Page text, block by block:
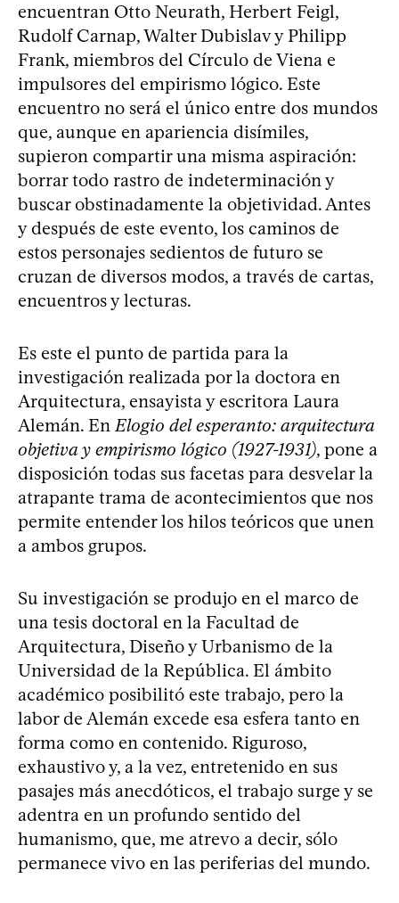
encuentran Otto Neurath, Herbert Feigl,
Rudolf Carnap, Walter Dubislav y Philipp
Frank, miembros del Círculo de Viena e
impulsores del empirismo lógico. Este
encuentro no será el único entre dos mundos
que, aunque en apariencia disímiles,
supieron compartir una misma aspiración:
borrar todo rastro de indeterminación y
buscar obstinadamente la objetividad. Antes
y después de este evento, los caminos de
estos personajes sedientos de futuro se
cruzan de diversos modos, a través de cartas,
encuentros y lecturas.
Es este el punto de partida para la
investigación realizada por la doctora en
Arquitectura, ensayista y escritora Laura
Alemán. EnElogio del esperanto: arquitectura
objetiva y empirismo lógico (1927-1931), pone a
disposición todas sus facetas para desvelar la
atrapante trama de acontecimientos que nos
permite entender los hilos teóricos que unen
a ambos grupos.
Su investigación se produjo en el marco de
una tesis doctoral en la Facultad de
Arquitectura, Diseño y Urbanismo de la
Universidad de la República. El ámbito
académico posibilitó este trabajo, pero la
labor de Alemán excede esa esfera tanto en
forma como en contenido. Riguroso,
exhaustivo y, a la vez, entretenido en sus
pasajes más anecdóticos, el trabajo surge y se
adentra en un profundo sentido del
humanismo, que, me atrevo a decir, sólo
permanece vivo en las periferias del mundo.